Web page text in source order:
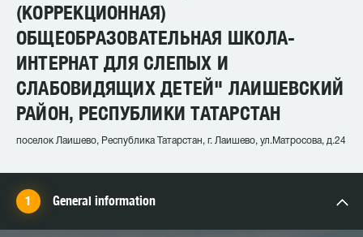
(КОРРЕКЦИОННАЯ)
ОБЩЕОБРАЗОВАТЕЛЬНАЯ ШКОЛА-
ИНТЕРНАТ ДЛЯ СЛЕПЫХ И
СЛАБОВИДЯЩИХ ДЕТЕЙ" ЛАИШЕВСКИЙ
РАЙОН, РЕСПУБЛИКИ ТАТАРСТАН
поселок Лаишево, Республика Татарстан, г. Лаишево, ул.Матросова, д.24
General information